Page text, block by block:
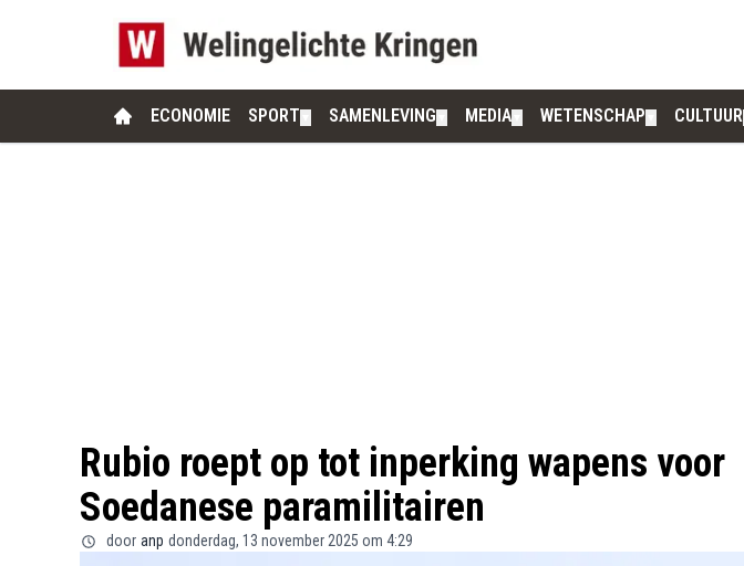
ECONOMIE SPORT SAMENLEVING MEDIA WETENSCHAP CULTUUR
Rubio roept op tot inperking wapens voor
Soedanese paramilitairen
door anp donderdag, 13 november 2025 om 4:29